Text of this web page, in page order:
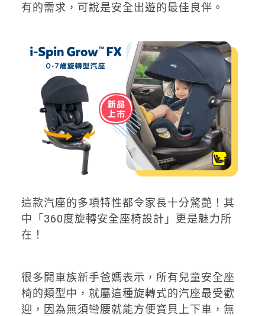
有的需求，可說是安全出遊的最佳良伴。
這款汽座的多項特性都令家長十分驚艷！其
中「360度旋轉安全座椅設計」更是魅力所
在！
很多開車族新手爸媽表示，所有兒童安全座
椅的類型中，就屬這種旋轉式的汽座最受歡
迎，因為無須彎腰就能方便寶貝上下車，無